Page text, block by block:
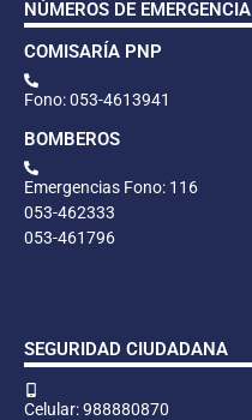
NÚMEROS DE EMERGENCIA
COMISARÍA PNP
Fono: 053-4613941
BOMBEROS
Emergencias Fono: 116
053-462333
053-461796
SEGURIDAD CIUDADANA
Celular: 988880870